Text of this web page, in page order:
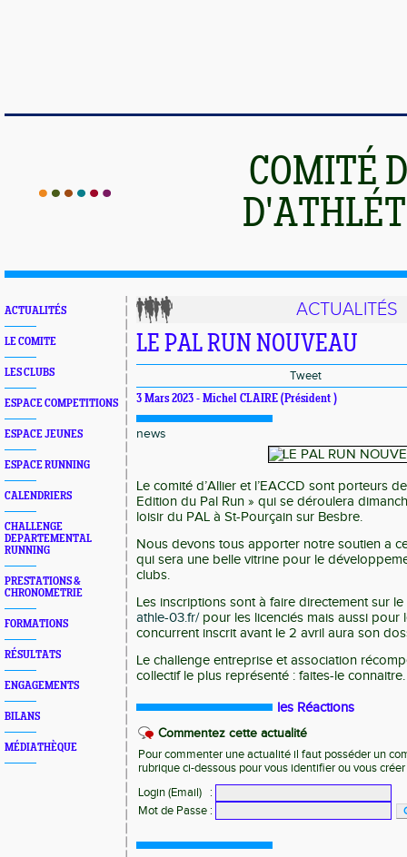
COMITÉ
ACTUALITÉS
LE COMITE
LES CLUBS
ESPACE COMPETITIONS
ESPACE JEUNES
ESPACE RUNNING
CALENDRIERS
CHALLENGE
DEPARTEMENTAL
RUNNING
PRESTATIONS &
CHRONOMETRIE
FORMATIONS
RÉSULTATS
ENGAGEMENTS
BILANS
MÉDIATHÈQUE
ACTUALITÉS
LE PAL RUN NOUVEAU
Tweet
3 Mars 2023 - Michel CLAIRE (Président )
news
Le comité d’Allier et l’EACCD sont porteurs
Edition du Pal Run » qui se déroulera
loisir du PAL à St-Pourçain sur Besbre.
Nous devons tous apporter notre soutien a
qui sera une belle vitrine pour le
clubs.
Les inscriptions sont à faire directement sur
athle-03.fr/pour les licenciés mais aussi pour
concurrent inscrit avant le 2 avril aura son
Le challenge entreprise et association
collectif le plus représenté : faites-le
les Réactions
Commentez cette actualité
Pour commenter une actualité il faut posséder un
rubrique ci-dessous pour vous identifier ou vous
Login (Email)
:
Mot de Passe :